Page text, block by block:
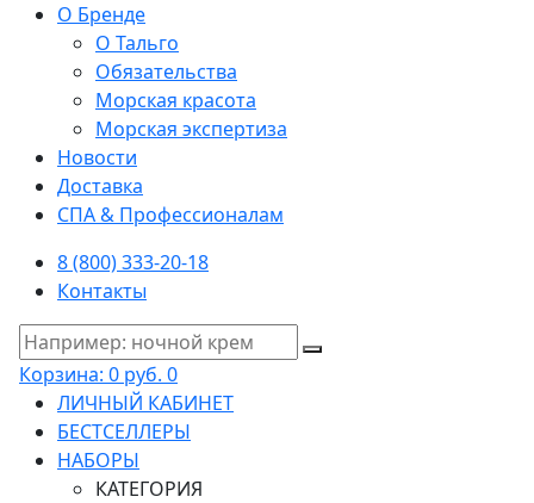
О Бренде
О Тальго
Обязательства
Морская красота
Морская экспертиза
Новости
Доставка
СПА & Профессионалам
8 (800) 333-20-18
Контакты
Корзина: 0 руб. 0
ЛИЧНЫЙ КАБИНЕТ
БЕСТСЕЛЛЕРЫ
НАБОРЫ
КАТЕГОРИЯ